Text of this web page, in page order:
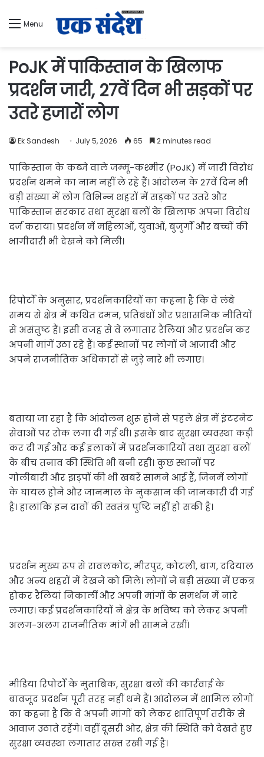
Menu
PoJK में पाकिस्तान के खिलाफ
प्रदर्शन जारी, 27वें दिन भी सड़कों पर
उतरे हजारों लोग
Ek Sandesh July 5, 2026 65 2 minutes read
पाकिस्तान के कब्जे वाले जम्मू-कश्मीर (PoJK) में जारी विरोध
प्रदर्शन थमने का नाम नहीं ले रहे हैं। आंदोलन के 27वें दिन भी
बड़ी संख्या में लोग विभिन्न शहरों में सड़कों पर उतरे और
पाकिस्तान सरकार तथा सुरक्षा बलों के खिलाफ अपना विरोध
दर्ज कराया। प्रदर्शन में महिलाओं, युवाओं, बुजुर्गों और बच्चों की
भागीदारी भी देखने को मिली।
रिपोर्टों के अनुसार, प्रदर्शनकारियों का कहना है कि वे लंबे
समय से क्षेत्र में कथित दमन, प्रतिबंधों और प्रशासनिक नीतियों
से असंतुष्ट हैं। इसी वजह से वे लगातार रैलियां और प्रदर्शन कर
अपनी मांगें उठा रहे हैं। कई स्थानों पर लोगों ने आजादी और
अपने राजनीतिक अधिकारों से जुड़े नारे भी लगाए।
बताया जा रहा है कि आंदोलन शुरू होने से पहले क्षेत्र में इंटरनेट
सेवाओं पर रोक लगा दी गई थी। इसके बाद सुरक्षा व्यवस्था कड़ी
कर दी गई और कई इलाकों में प्रदर्शनकारियों तथा सुरक्षा बलों
के बीच तनाव की स्थिति भी बनी रही। कुछ स्थानों पर
गोलीबारी और झड़पों की भी खबरें सामने आई हैं, जिनमें लोगों
के घायल होने और जानमाल के नुकसान की जानकारी दी गई
है। हालांकि इन दावों की स्वतंत्र पुष्टि नहीं हो सकी है।
प्रदर्शन मुख्य रूप से रावलकोट, मीरपुर, कोटली, बाग, ददियाल
और अन्य शहरों में देखने को मिले। लोगों ने बड़ी संख्या में एकत्र
होकर रैलियां निकालीं और अपनी मांगों के समर्थन में नारे
लगाए। कई प्रदर्शनकारियों ने क्षेत्र के भविष्य को लेकर अपनी
अलग-अलग राजनीतिक मांगें भी सामने रखीं।
मीडिया रिपोर्टों के मुताबिक, सुरक्षा बलों की कार्रवाई के
बावजूद प्रदर्शन पूरी तरह नहीं थमे हैं। आंदोलन में शामिल लोगों
का कहना है कि वे अपनी मांगों को लेकर शांतिपूर्ण तरीके से
आवाज उठाते रहेंगे। वहीं दूसरी ओर, क्षेत्र की स्थिति को देखते हुए
सुरक्षा व्यवस्था लगातार सख्त रखी गई है।